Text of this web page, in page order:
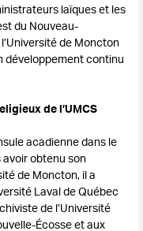
laïques et les
du Nouveau-
de Moncton
développement continu
de l’UMCS
acadienne dans le
obtenu son
de Moncton, il a
Laval de Québec
de l’Université
Écosse et aux